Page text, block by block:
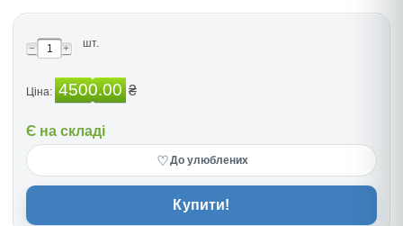
шт.
Ціна: 4500.00 ₴
Є на складі
♡До улюблених
Купити!